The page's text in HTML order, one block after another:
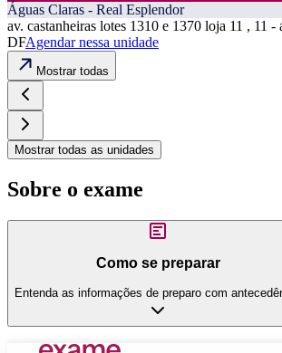
Águas Claras - Real Esplendor
av. castanheiras lotes 1310 e 1370 loja 11 , 11 -
DFAgendar nessa unidade
Mostrar todas
Mostrar todas as unidades
Sobre o exame
Como se preparar
Entenda as informações de preparo com